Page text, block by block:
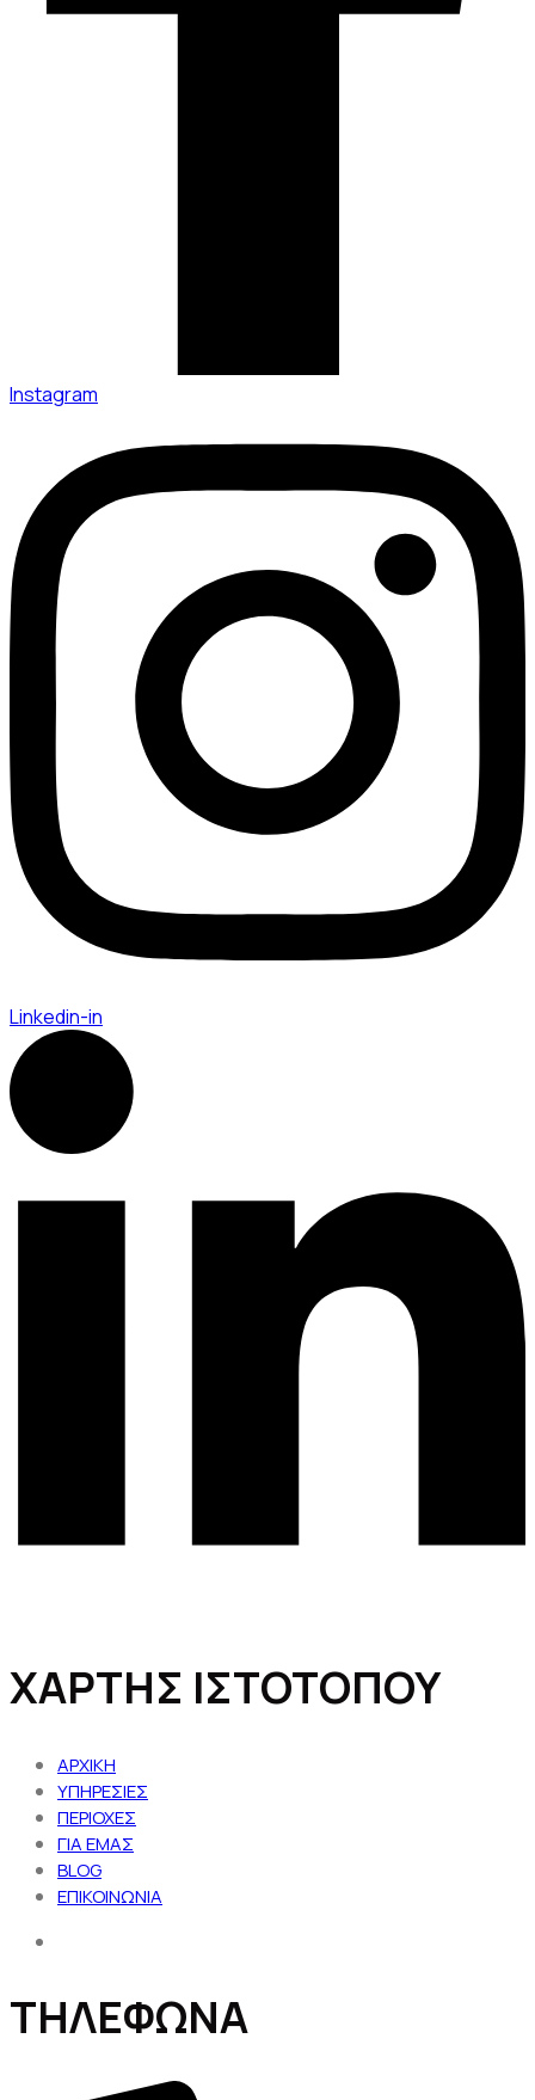
Instagram
Linkedin-in
ΧΑΡΤΗΣ ΙΣΤΟΤΟΠΟΥ
ΑΡΧΙΚΗ
ΥΠΗΡΕΣΙΕΣ
ΠΕΡΙΟΧΕΣ
ΓΙΑ ΕΜΑΣ
BLOG
ΕΠΙΚΟΙΝΩΝΙΑ
ΤΗΛΕΦΩΝΑ